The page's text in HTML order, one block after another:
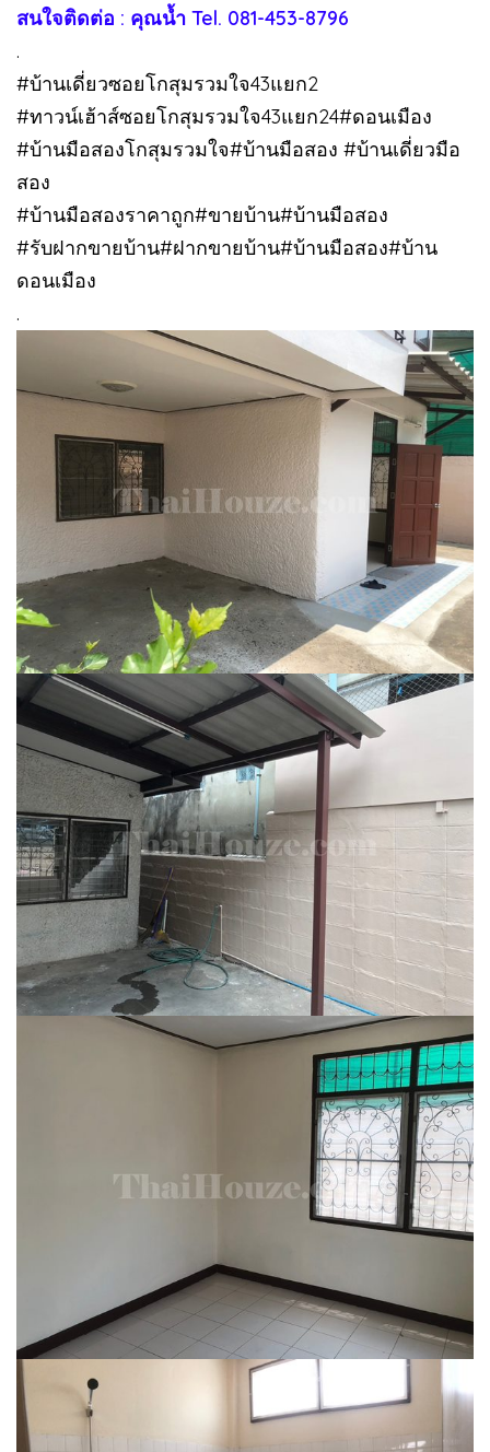
สนใจติดต่อ : คุณน้ำ Tel. 081-453-8796
.
#บ้านเดี่ยวซอยโกสุมรวมใจ43แยก2
#ทาวน์เฮ้าส์ซอยโกสุมรวมใจ43แยก24#ดอนเมือง
#บ้านมือสองโกสุมรวมใจ#บ้านมือสอง #บ้านเดี่ยวมือ
สอง
#บ้านมือสองราคาถูก#ขายบ้าน#บ้านมือสอง
#รับฝากขายบ้าน#ฝากขายบ้าน#บ้านมือสอง#บ้าน
ดอนเมือง
.